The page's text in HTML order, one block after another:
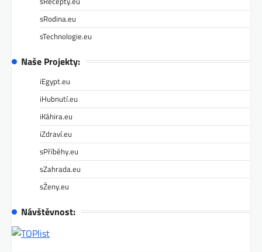
sRodina.eu
sTechnologie.eu
Naše Projekty:
iEgypt.eu
iHubnutí.eu
iKáhira.eu
iZdraví.eu
sPříběhy.eu
sZahrada.eu
sŽeny.eu
Návštěvnost: